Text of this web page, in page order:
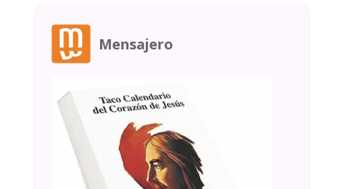
Mensajero